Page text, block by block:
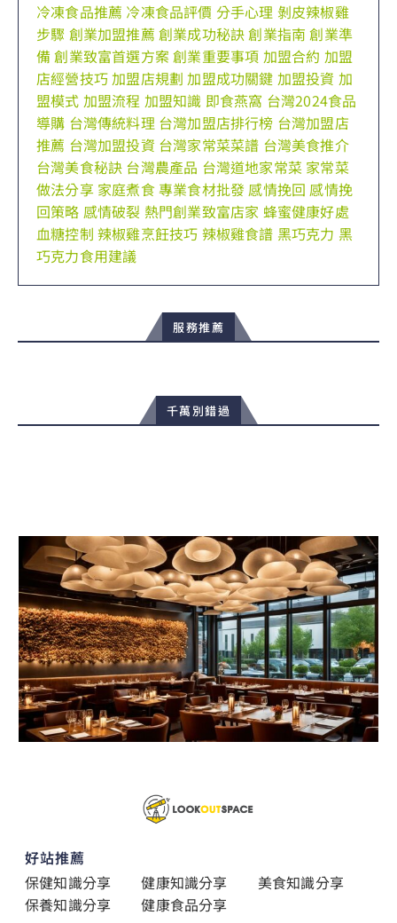
冷凍食品推薦 冷凍食品評價 分手心理 剝皮辣椒雞
步驟 創業加盟推薦 創業成功秘訣創業指南 創業準
備創業致富首選方案創業重要事項 加盟合約 加盟
店經營技巧加盟店規劃 加盟成功關鍵 加盟投資 加
盟模式 加盟流程 加盟知識 即食燕窩 台灣2024食品
導購 台灣傳統料理 台灣加盟店排行榜 台灣加盟店
推薦 台灣加盟投資 台灣家常菜菜譜 台灣美食推介
台灣美食秘訣 台灣農產品 台灣道地家常菜 家常菜
做法分享 家庭煮食專業食材批發感情挽回 感情挽
回策略 感情破裂 熱門創業致富店家 蜂蜜健康好處
血糖控制 辣椒雞烹飪技巧 辣椒雞食譜 黑巧克力 黑
巧克力食用建議
服務推薦
千萬別錯過
好站推薦
保健知識分享
健康知識分享
美食知識分享
保養知識分享
健康食品分享